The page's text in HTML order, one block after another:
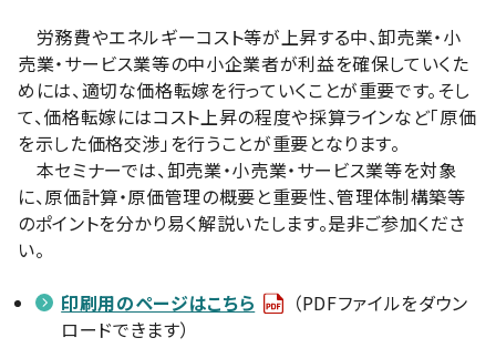
労務費やエネルギーコスト等が上昇する中、卸売業・小
売業・サービス業等の中小企業者が利益を確保していくた
めには、適切な価格転嫁を行っていくことが重要です。そし
て、価格転嫁にはコスト上昇の程度や採算ラインなど「原価
を示した価格交渉」を行うことが重要となります。
本セミナーでは、卸売業・小売業・サービス業等を対象
に、原価計算・原価管理の概要と重要性、管理体制構築等
のポイントを分かり易く解説いたします。是非ご参加くださ
い。
印刷用のページはこちら
（PDFファイルをダウン
ロードできます）